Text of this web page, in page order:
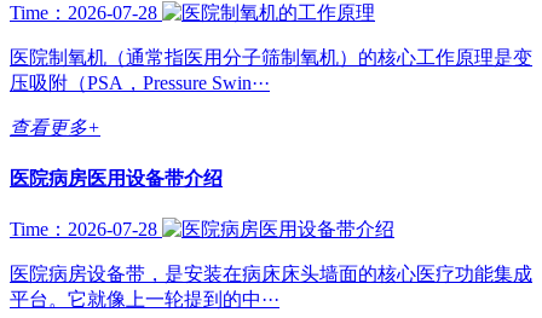
Time：2026-07-28
医院制氧机（通常指医用分子筛制氧机）的核心工作原理是变
压吸附（PSA，Pressure Swin···
查看更多+
医院病房医用设备带介绍
Time：2026-07-28
医院病房设备带，是安装在病床床头墙面的核心医疗功能集成
平台。它就像上一轮提到的中···